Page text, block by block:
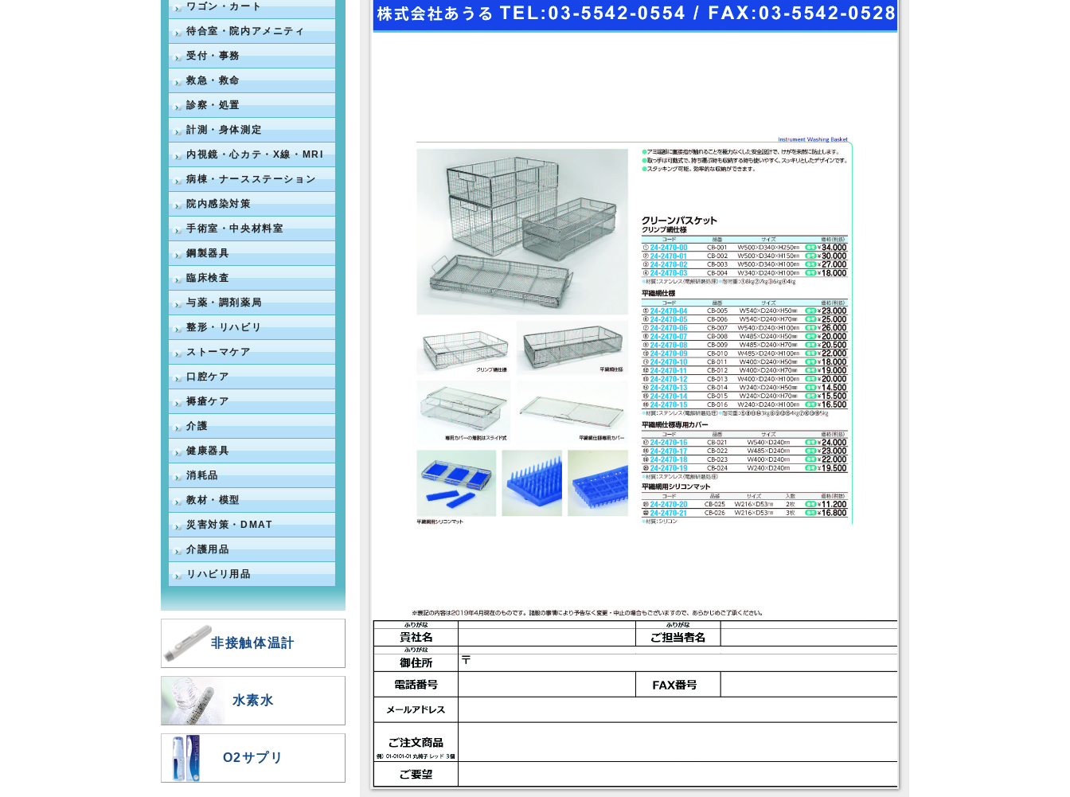
ワゴン・カート
待合室・院内アメニティ
受付・事務
救急・救命
診察・処置
計測・身体測定
内視鏡・心カテ・X線・MRI
病棟・ナースステーション
院内感染対策
手術室・中央材料室
鋼製器具
臨床検査
与薬・調剤薬局
整形・リハビリ
ストーマケア
口腔ケア
褥瘡ケア
介護
健康器具
消耗品
教材・模型
災害対策・DMAT
介護用品
リハビリ用品
非接触体温計
水素水
O2サプリ